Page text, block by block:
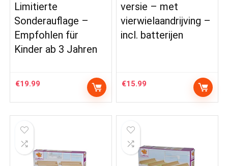
Limitierte
Sonderauflage –
Empfohlen für
Kinder ab 3 Jahren
€19.99
versie – met
vierwielaandrijving –
incl. batterijen
€15.99